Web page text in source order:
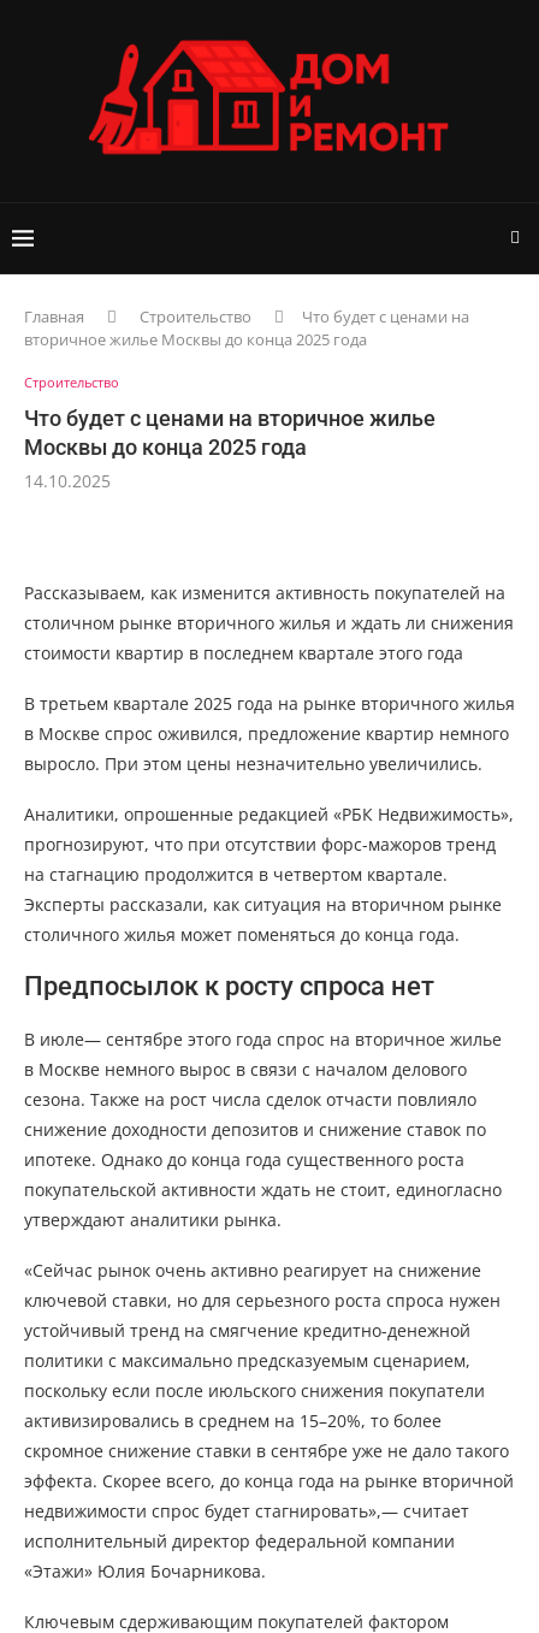
Главная Строительство
Что будет с ценами на
вторичное жилье Москвы до конца 2025 года
Строительство
Что будет с ценами на вторичное жилье
Москвы до конца 2025 года
14.10.2025
Рассказываем, как изменится активность покупателей на
столичном рынке вторичного жилья и ждать ли снижения
стоимости квартир в последнем квартале этого года
В третьем квартале 2025 года на рынке вторичного жилья
в Москве спрос оживился, предложение квартир немного
выросло. При этом цены незначительно увеличились.
Аналитики, опрошенные редакцией «РБК Недвижимость»,
прогнозируют, что при отсутствии форс-мажоров тренд
на стагнацию продолжится в четвертом квартале.
Эксперты рассказали, как ситуация на вторичном рынке
столичного жилья может поменяться до конца года.
Предпосылок к росту спроса нет
В июле— сентябре этого года спрос на вторичное жилье
в Москве немного вырос в связи с началом делового
сезона. Также на рост числа сделок отчасти повлияло
снижение доходности депозитов и снижение ставок по
ипотеке. Однако до конца года существенного роста
покупательской активности ждать не стоит, единогласно
утверждают аналитики рынка.
«Сейчас рынок очень активно реагирует на снижение
ключевой ставки, но для серьезного роста спроса нужен
устойчивый тренд на смягчение кредитно-денежной
политики с максимально предсказуемым сценарием,
поскольку если после июльского снижения покупатели
активизировались в среднем на 15–20%, то более
скромное снижение ставки в сентябре уже не дало такого
эффекта. Скорее всего, до конца года на рынке вторичной
недвижимости спрос будет стагнировать»,— считает
исполнительный директор федеральной компании
«Этажи» Юлия Бочарникова.
Ключевым сдерживающим покупателей фактором